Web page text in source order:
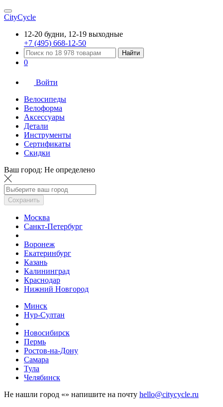
CityCycle
12-20 будни, 12-19 выходные
+7 (495) 668-12-50
Найти
0
Войти
Велосипеды
Велоформа
Аксессуары
Детали
Инструменты
Сертификаты
Скидки
Ваш город: Не определено
Сохранить
Москва
Санкт-Петербург
Воронеж
Екатеринбург
Казань
Калининград
Краснодар
Нижний Новгород
Минск
Нур-Султан
Новосибирск
Пермь
Ростов-на-Дону
Самара
Тула
Челябинск
Не нашли город «» напишите на почту hello@citycycle.ru